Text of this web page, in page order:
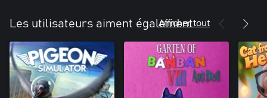
Les utilisateurs aiment également
Afficher tout